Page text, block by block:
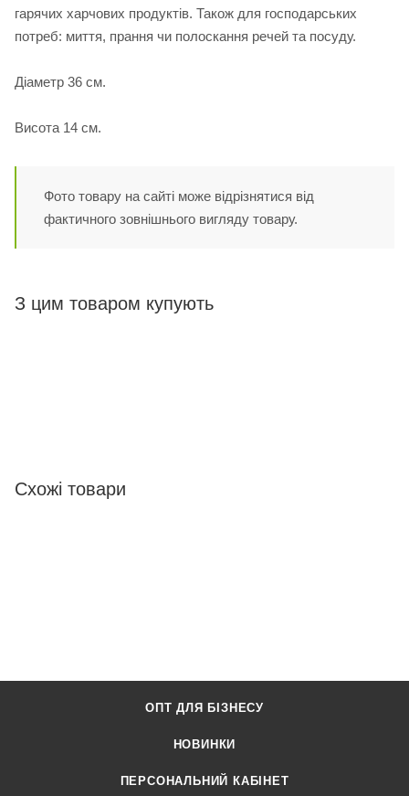
гарячих харчових продуктів. Також для господарських
потреб: миття, прання чи полоскання речей та посуду.
Діаметр 36 см.
Висота 14 см.
Фото товару на сайті може відрізнятися від
фактичного зовнішнього вигляду товару.
З цим товаром купують
Схожі товари
ОПТ ДЛЯ БІЗНЕСУ
НОВИНКИ
ПЕРСОНАЛЬНИЙ КАБІНЕТ